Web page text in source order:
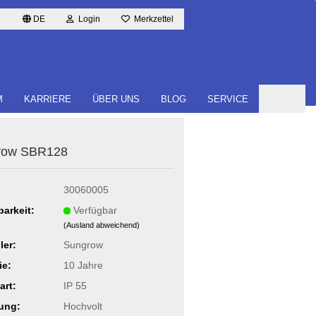
DE Login Merkzettel
KARRIERE ÜBER UNS BLOG SERVICE
SBR128
30060005
Verfügbar
(Ausland abweichend)
Sungrow
10 Jahre
IP 55
Hochvolt